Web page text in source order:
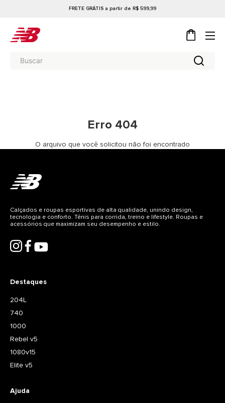
FRETE GRÁTIS a partir de R$ 599,99
Erro 404
O arquivo que você solicitou não foi encontrado
Destaques
204L
740
1000
Rebel v5
1080v15
Elite v5
Ajuda
Calçados e roupas esportivas de alta qualidade, unindo design,
tecnologia e conforto. Tênis para corrida, treino e lifestyle. Roupas e
acessórios que maximizam seu desempenho e estilo.